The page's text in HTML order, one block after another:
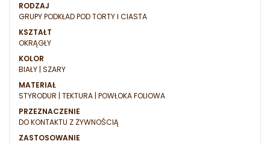
RODZAJ
GRUPY PODKŁAD POD TORTY I CIASTA
KSZTAŁT
OKRĄGŁY
KOLOR
BIAŁY | SZARY
MATERIAŁ
STYRODUR | TEKTURA | POWŁOKA FOLIOWA
PRZEZNACZENIE
DO KONTAKTU Z ŻYWNOŚCIĄ
ZASTOSOWANIE